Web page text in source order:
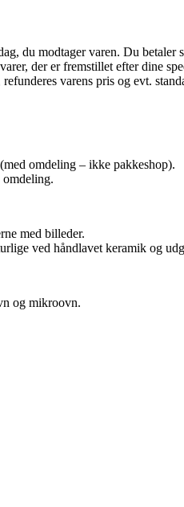
du modtager varen. Du
der er fremstillet efter dine
varens pris og evt.
(med omdeling – ikke pakkeshop).
med billeder.
ved håndlavet keramik og
og mikroovn.